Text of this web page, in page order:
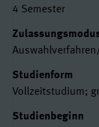
4 Semester
Studienform
Vollzeitstudium;
Studienbeginn